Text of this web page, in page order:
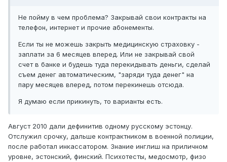
Не пойму в чем проблема? Закрывай свои контракты на
телефон, интернет и прочие абонементы.
Если ты не можешь закрыть медицинскую страховку -
заплати за 6 месяцев вперед. Или не закрывай свой
счет в банке и будешь туда перекидывать деньги, сделай
съем денег автоматическим, "заряди туда денег" на
пару месяцев вперед, потом перекинешь отсюда.
Я думаю если прикинуть, то варианты есть.
Август 2010 дали дефинитив одному русскому эстонцу.
Отслужил срочку, дальше контрактником в военной полиции,
после работал инкассатором. Знание инглиш на приличном
уровне, эстонский, финский. Психотесты, медосмотр, физо